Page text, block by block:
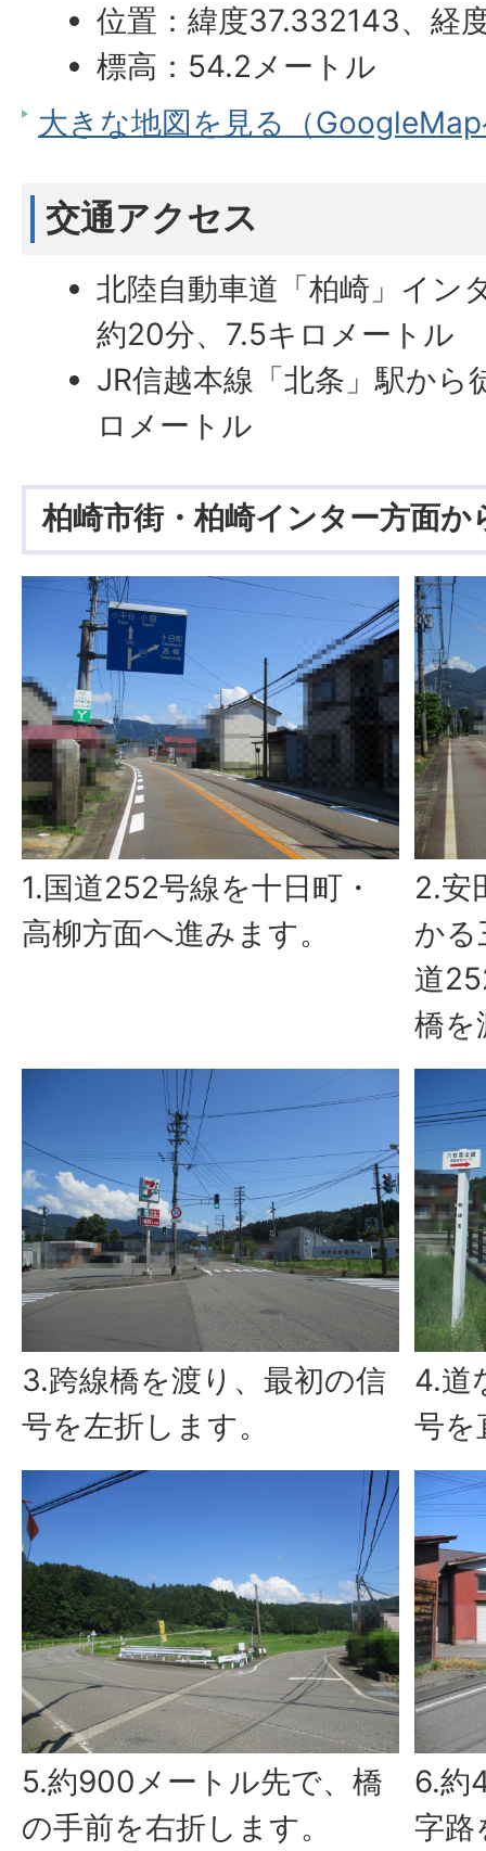
位置：緯度37.332143、経
標高：54.2メートル
大きな地図を見る（
交通アクセス
北陸自動車道「柏崎」イン
約20分、7.5キロメートル
JR信越本線「北条」駅か
ロメートル
柏崎市街・柏崎インター方面か
1.国道252号線を十日町・
高柳方面へ進みます。
2.安
かる
道
橋を
3.跨線橋を渡り、最初の信
号を左折します。
4.道
号を
5.約900メートル先で、橋
の手前を右折します。
6.約
字路